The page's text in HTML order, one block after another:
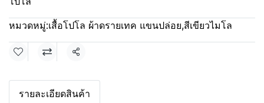
หมวดหมู่:เสื้อโปโล ผ้าดรายเทค แขนปล่อย,สีเขียวไมโล
แชร์
รายละเอียดสินค้า